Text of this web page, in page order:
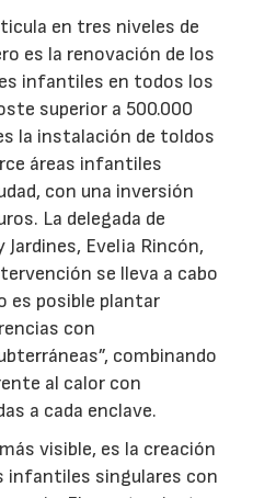
en tres niveles de
es la renovación de los
infantiles en todos los
superior a 500.000
la instalación de toldos
áreas infantiles
con una inversión
La delegada de
Jardines, Evelia Rincón,
se lleva a cabo
es posible plantar
con
combinando
al calor con
a cada enclave.
visible, es la creación
infantiles singulares con